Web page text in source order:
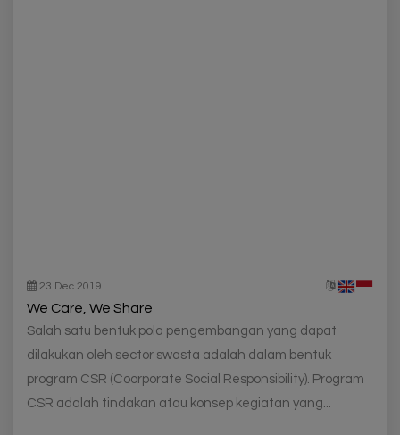
23 Dec 2019
We Care, We Share
Salah satu bentuk pola pengembangan yang dapat
dilakukan oleh sector swasta adalah dalam bentuk
program CSR (Coorporate Social Responsibility). Program
CSR adalah tindakan atau konsep kegiatan yang...